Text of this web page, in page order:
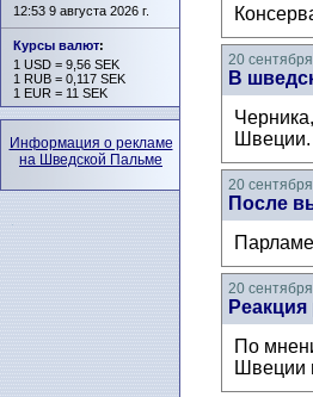
20
В
Швеции.
20
После
20
По
Швеции
12:53 9 августа 2026 г.
Курсы валют:
1 USD = 9,56 SEK
1 RUB = 0,117 SEK
1 EUR = 11 SEK
Информация о рекламе
на Шведской Пальме